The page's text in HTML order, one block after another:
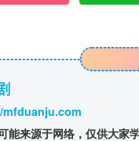
来源于网络，仅供大家